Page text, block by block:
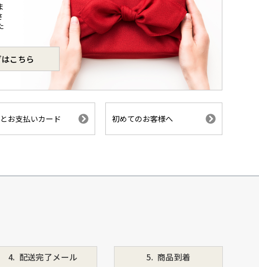
こちら
お支払いカード 初めてのお客様へ
配送完了メール 商品到着